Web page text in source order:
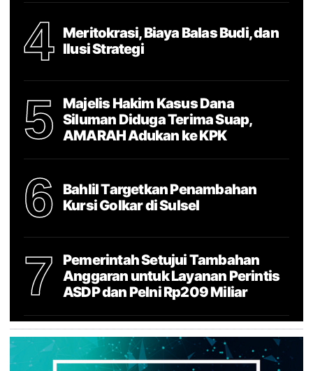
4
Meritokrasi, Biaya Balas Budi, dan
Ilusi Strategi
5
Majelis Hakim Kasus Dana
Siluman Diduga Terima Suap,
AMARAH Adukan ke KPK
6
Bahlil Targetkan Penambahan
Kursi Golkar di Sulsel
7
Pemerintah Setujui Tambahan
Anggaran untuk Layanan Perintis
ASDP dan Pelni Rp209 Miliar